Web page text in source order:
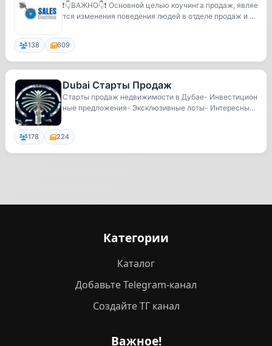
❗️👇ВАЖНО👇❗️ Основной целью коучинга продаж, являе
тся изменения поведения людей в отделе продаж и ...
138 609
Dubai Старты Продаж
Старты продаж недвижимости в Дубае- Инвестицион
ные предложения- Эксклюзивные лоты- Интересные
178 224
Категории
Каталог
Добавьте Telegram-канал
Создайте ТГ канал
Важное!